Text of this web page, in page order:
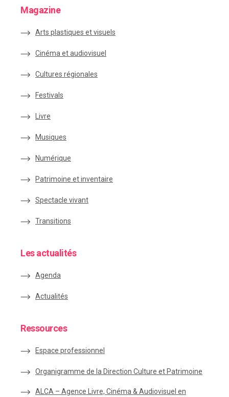
Magazine
Arts plastiques et visuels
Cinéma et audiovisuel
Cultures régionales
Festivals
Livre
Musiques
Numérique
Patrimoine et inventaire
Spectacle vivant
Transitions
Les actualités
Agenda
Actualités
Ressources
Espace professionnel
Organigramme de la Direction Culture et Patrimoine
ALCA – Agence Livre, Cinéma & Audiovisuel en